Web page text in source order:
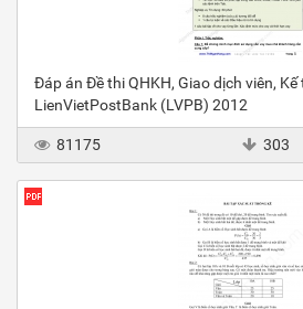
Đáp án Đề thi QHKH, Giao dịch viên,
LienVietPostBank (LVPB) 2012
81175 303